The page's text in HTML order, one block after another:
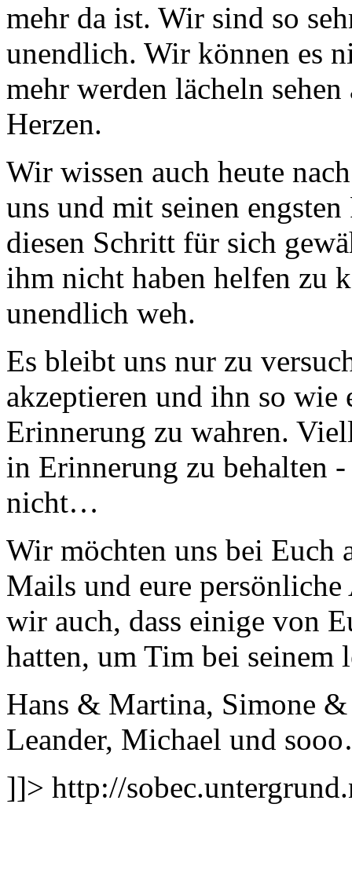
mehr da ist. Wir sind so
unendlich. Wir können es
mehr werden lächeln
Herzen.
Wir wissen auch heute
uns und mit seinen
diesen Schritt für sich
ihm nicht haben helfen zu
unendlich weh.
Es bleibt uns nur zu
akzeptieren und ihn so wie
Erinnerung zu wahren.
in Erinnerung zu behalten
nicht…
Wir möchten uns bei Euch
Mails und eure
wir auch, dass einige von
hatten, um Tim bei seinem
Hans & Martina, Simone
Leander, Michael und
]]> http://